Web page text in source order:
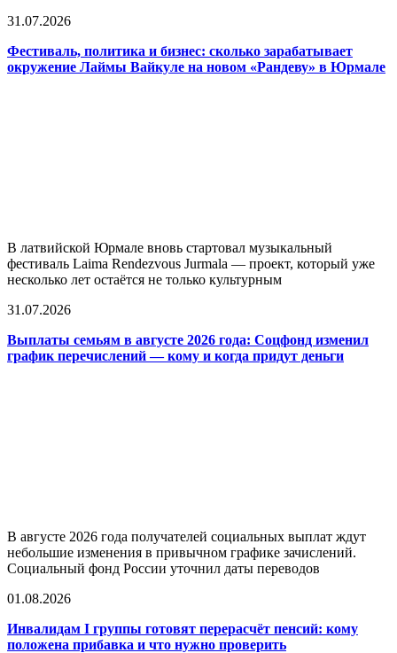
31.07.2026
Фестиваль, политика и бизнес: сколько зарабатывает
окружение Лаймы Вайкуле на новом «Рандеву» в Юрмале
В латвийской Юрмале вновь стартовал музыкальный
фестиваль Laima Rendezvous Jurmala — проект, который уже
несколько лет остаётся не только культурным
31.07.2026
Выплаты семьям в августе 2026 года: Соцфонд изменил
график перечислений — кому и когда придут деньги
В августе 2026 года получателей социальных выплат ждут
небольшие изменения в привычном графике зачислений.
Социальный фонд России уточнил даты переводов
01.08.2026
Инвалидам I группы готовят перерасчёт пенсий: кому
положена прибавка и что нужно проверить